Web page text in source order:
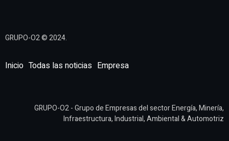
GRUPO-O2 © 2024.
Inicio Todas las noticias Empresa
GRUPO-O2 - Grupo de Empresas del sector Energía, Minería,
Infraestructura, Industrial, Ambiental & Automotriz